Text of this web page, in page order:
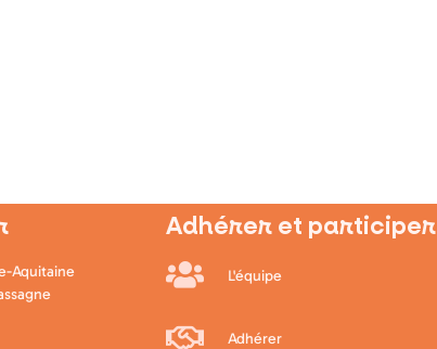
Aquitaine
Adhérer et participer
L'équipe
Adhérer